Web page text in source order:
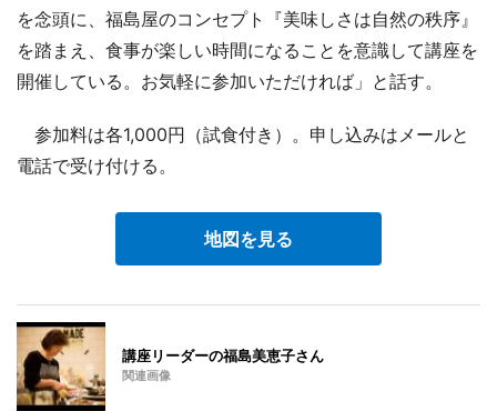
を念頭に、福島屋のコンセプト『美味しさは自然の秩序』
を踏まえ、食事が楽しい時間になることを意識して講座を
開催している。お気軽に参加いただければ」と話す。
参加料は各1,000円（試食付き）。申し込みはメールと
電話で受け付ける。
地図を見る
講座リーダーの福島美恵子さん
関連画像